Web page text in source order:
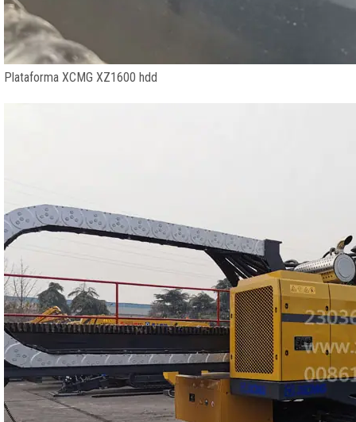
Plataforma XCMG XZ1600 hdd